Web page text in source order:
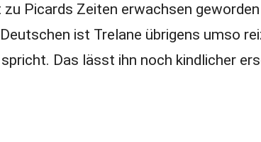
zu Picards Zeiten erwachsen
ist Trelane übrigens umso
Das lässt ihn noch kindlicher